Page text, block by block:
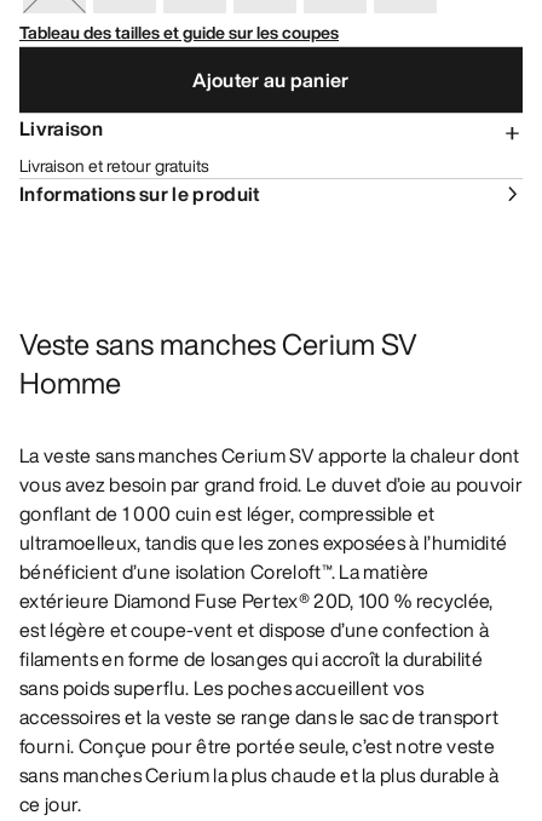
Tableau des tailles et guide sur les coupes
Ajouter au panier
Livraison
Livraison et retour gratuits
Informations sur le produit
Veste sans manches Cerium SV
Homme
La veste sans manches Cerium SV apporte la chaleur dont
vous avez besoin par grand froid. Le duvet d’oie au pouvoir
gonflant de 1 000 cuin est léger, compressible et
ultramoelleux, tandis que les zones exposées à l’humidité
bénéficient d’une isolation Coreloft™. La matière
extérieure Diamond Fuse Pertex® 20D, 100 % recyclée,
est légère et coupe-vent et dispose d’une confection à
filaments en forme de losanges qui accroît la durabilité
sans poids superflu. Les poches accueillent vos
accessoires et la veste se range dans le sac de transport
fourni. Conçue pour être portée seule, c’est notre veste
sans manches Cerium la plus chaude et la plus durable à
ce jour.